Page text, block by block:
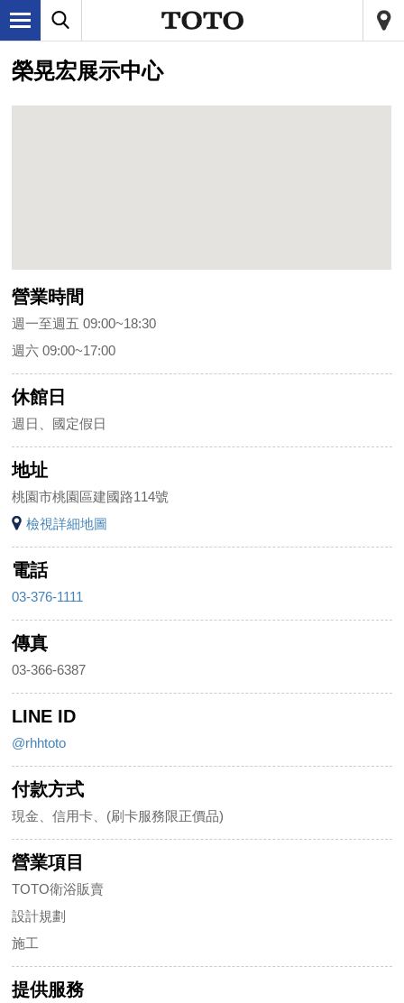
榮晃宏展示中心
營業時間
週一至週五 09:00~18:30
週六 09:00~17:00
休館日
週日、國定假日
地址
桃園市桃園區建國路114號
檢視詳細地圖
電話
03-376-1111
傳真
03-366-6387
LINE ID
@rhhtoto
付款方式
現金、信用卡、(刷卡服務限正價品)
營業項目
TOTO衛浴販賣
設計規劃
施工
提供服務